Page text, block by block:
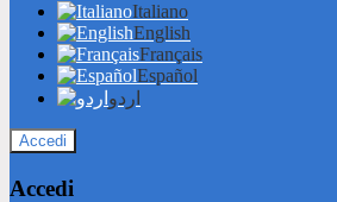
Italiano
English
Français
Español
اردو
Accedi
Accedi